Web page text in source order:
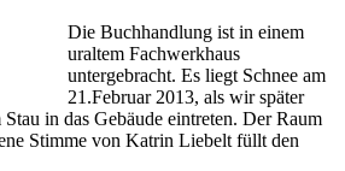
Die Buchhandlung ist in einem
uraltem Fachwerkhaus
untergebracht. Es liegt Schnee am
21.Februar 2013, als wir später
in das Gebäude eintreten. Der Raum
Stimme von Katrin Liebelt füllt den